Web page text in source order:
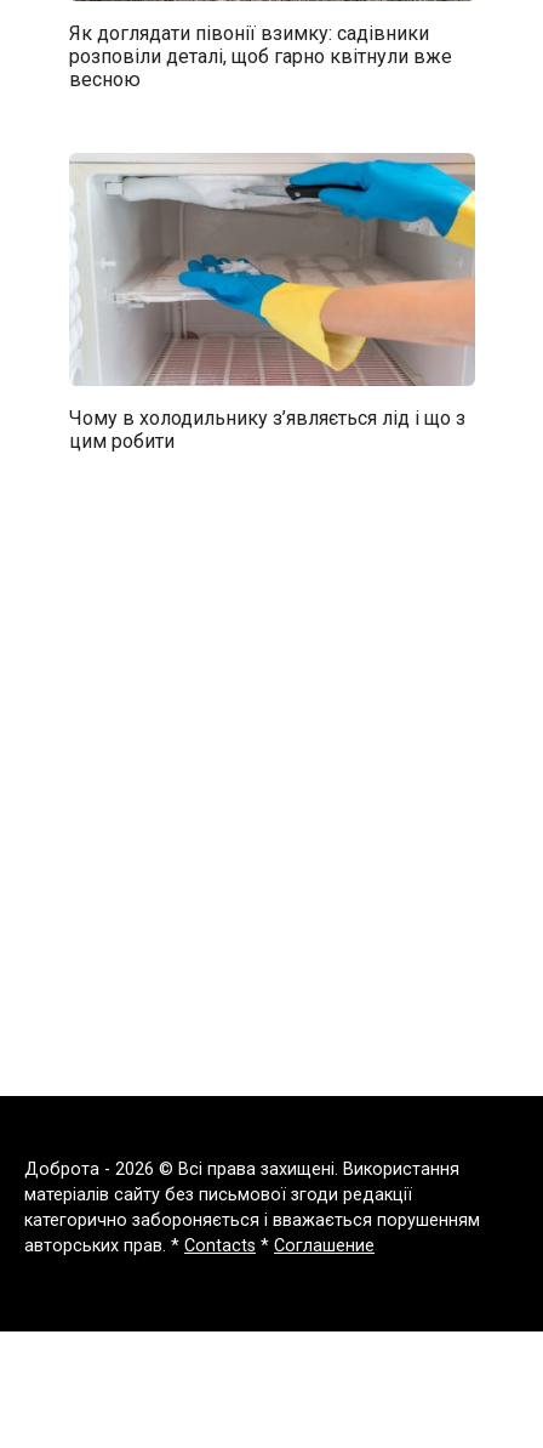
Як доглядати півонії взимку: садівники
розповіли деталі, щоб гарно квітнули вже
весною
Чому в холодильнику з’являється лід і що з
цим робити
Доброта - 2026 © Всі права захищені. Використання
матеріалів сайту без письмової згоди редакції
категорично забороняється і вважається порушенням
авторських прав. * Contacts * Соглашение